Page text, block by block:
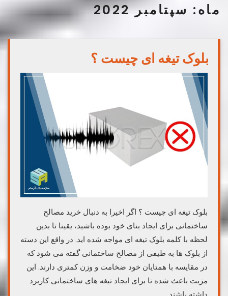
ماه: سپتامبر 2022
بلوک تیغه ای چیست ؟
بلوک تیغه ای چیست ؟ اگر اخیرا به دنبال خرید مصالح
ساختمانی برای ایجاد بنای خود بوده باشید، یقینا تا بدین
لحظه با کلمه بلوک تیغه ای مواجه شده اید. در واقع این دسته
از بلوک ها به طیفی از مصالح ساختمانی گفته می شود که
در مقایسه با همتایان خود ضخامت و وزن کمتری دارند. این
مزیت باعث شده تا برای ایجاد تیغه های ساختمانی کاربرد